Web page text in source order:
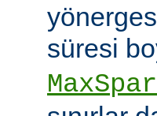
süresi